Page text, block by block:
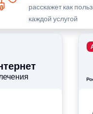
расскажет как
каждой услугой